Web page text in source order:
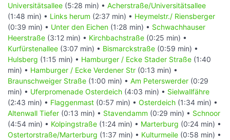
Universitätsallee (5:28 min) • Acherstraße/Universitätsallee
(1:48 min) • Links herum (2:37 min) • Heymelstr./ Riensberger
(0:39 min) • Unter den Eichen (1:28 min) • Schwachhauser
Heerstraße (3:12 min) • Kirchbachstraße (0:25 min) •
Kurfürstenallee (3:07 min) • Bismarckstraße (0:59 min) •
Hulsberg (1:15 min) • Hamburger / Ecke Stader Straße (1:40
min) • Hamburger / Ecke Verdener Str (0:13 min) •
Braunschweiger Straße (1:00 min) • Am Peterswerder (0:29
min) • Uferpromenade Osterdeich (4:03 min) • Sielwallfähre
(2:43 min) • Flaggenmast (0:57 min) • Osterdeich (1:34 min) •
Altenwall Tiefer (0:13 min) • Stavendamm (0:29 min) • Schnoor
(4:54 min) • Kolpingstraße (1:24 min) • Marterburg (0:24 min) •
Ostertorstraße/Marterburg (1:37 min) • Kulturmeile (0:58 min) •